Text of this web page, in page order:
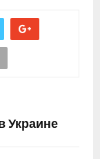
Украине